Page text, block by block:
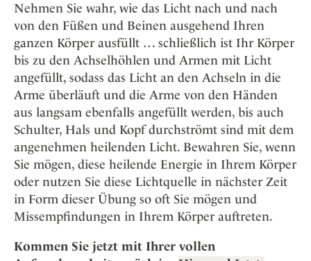
Nehmen Sie wahr, wie das Licht nach und nach
von den Füßen und Beinen ausgehend Ihren
ganzen Körper ausfüllt … schließlich ist Ihr Körper
bis zu den Achselhöhlen und Armen mit Licht
angefüllt, sodass das Licht an den Achseln in die
Arme überläuft und die Arme von den Händen
aus langsam ebenfalls angefüllt werden, bis auch
Schulter, Hals und Kopf durchströmt sind mit dem
angenehmen heilenden Licht. Bewahren Sie, wenn
Sie mögen, diese heilende Energie in Ihrem Körper
oder nutzen Sie diese Lichtquelle in nächster Zeit
in Form dieser Übung so oft Sie mögen und
Missempfindungen in Ihrem Körper auftreten.
Kommen Sie jetzt mit Ihrer vollen